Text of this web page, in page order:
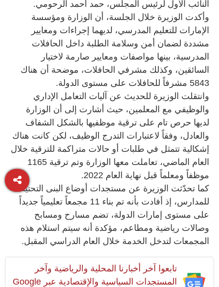
النائب الأول لرئيس المجلس، حمد أحمد الرحومي.
وأكدت الوزيرة خلال الجلسة، أن الوزارة ومؤسسة
الإمارات للتعليم المدرسي، لديهما إجراءات ومعايير
مشددة لضمان أمن وسلامة الطلبة داخل الحافلات
المدرسية، بينها مواصفات ومعايير صارمة لاختيار
السائقين، وكذلك مشرفي الحافلات، موضحة أن هناك
5843 مشرفاً للحافلات على مستوى الدولة.
وانتقلت الوزيرة للحديث عن آليات التعامل الإداري
والوظيفي مع المعلمين، حيث أشارت إلى أن الوزارة
لديها حرص تام على ترقية موظفيها بالشكل الشفاف
والعادل، وفقاً لاعتبارات التدرج الوظيف، لكن كانت هناك
إشكالية تتمثل في طلبات أو حالات متراكمة للترقية خلال
العام الماضي، تعاملت معها الوزارة وتم ترقية 1165
موظفاً ومعلماً قبل نهاية العام 2022.
كما تحدّثت الوزيرة عن مستجدات أوضاع البنى التحتية
للمدارس، إذ أفادت بأنه تم بناء 11 مجمعاً تعليمياً جديداً
على مستوى إمارات الدولة، تضم مسارح ومسابح
وصالات رياضية ومطاعم، مؤكدة أنه سيتم استلام هذه
المجمعات لتدخل الخدمة خلال العام الدراسي المقبل.
تابعوا آخر أخبارنا المحلية والرياضية وآخر
المستجدات السياسية والإقتصادية عبر Google